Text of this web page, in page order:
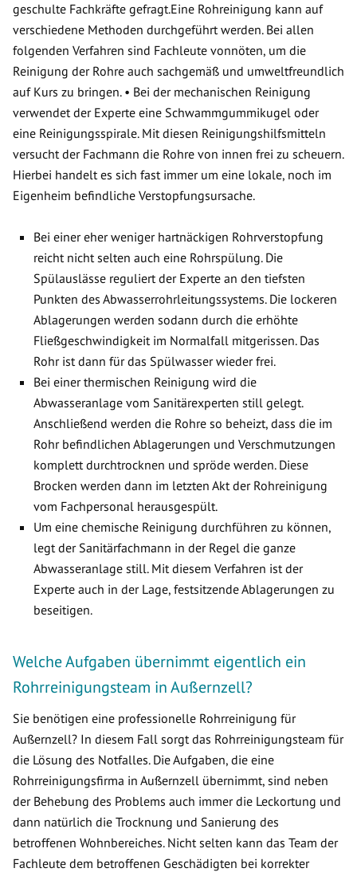
geschulte Fachkräfte gefragt.Eine Rohreinigung kann auf
verschiedene Methoden durchgeführt werden. Bei allen
folgenden Verfahren sind Fachleute vonnöten, um die
Reinigung der Rohre auch sachgemäß und umweltfreundlich
auf Kurs zu bringen. • Bei der mechanischen Reinigung
verwendet der Experte eine Schwammgummikugel oder
eine Reinigungsspirale. Mit diesen Reinigungshilfsmitteln
versucht der Fachmann die Rohre von innen frei zu scheuern.
Hierbei handelt es sich fast immer um eine lokale, noch im
Eigenheim befindliche Verstopfungsursache.
Bei einer eher weniger hartnäckigen Rohrverstopfung
reicht nicht selten auch eine Rohrspülung. Die
Spülauslässe reguliert der Experte an den tiefsten
Punkten des Abwasserrohrleitungssystems. Die lockeren
Ablagerungen werden sodann durch die erhöhte
Fließgeschwindigkeit im Normalfall mitgerissen. Das
Rohr ist dann für das Spülwasser wieder frei.
Bei einer thermischen Reinigung wird die
Abwasseranlage vom Sanitärexperten still gelegt.
Anschließend werden die Rohre so beheizt, dass die im
Rohr befindlichen Ablagerungen und Verschmutzungen
komplett durchtrocknen und spröde werden. Diese
Brocken werden dann im letzten Akt der Rohreinigung
vom Fachpersonal herausgespült.
Um eine chemische Reinigung durchführen zu können,
legt der Sanitärfachmann in der Regel die ganze
Abwasseranlage still. Mit diesem Verfahren ist der
Experte auch in der Lage, festsitzende Ablagerungen zu
beseitigen.
Welche Aufgaben übernimmt eigentlich ein
Rohrreinigungsteam in Außernzell?
Sie benötigen eine professionelle Rohrreinigung für
Außernzell? In diesem Fall sorgt das Rohrreinigungsteam für
die Lösung des Notfalles. Die Aufgaben, die eine
Rohrreinigungsfirma in Außernzell übernimmt, sind neben
der Behebung des Problems auch immer die Leckortung und
dann natürlich die Trocknung und Sanierung des
betroffenen Wohnbereiches. Nicht selten kann das Team der
Fachleute dem betroffenen Geschädigten bei korrekter